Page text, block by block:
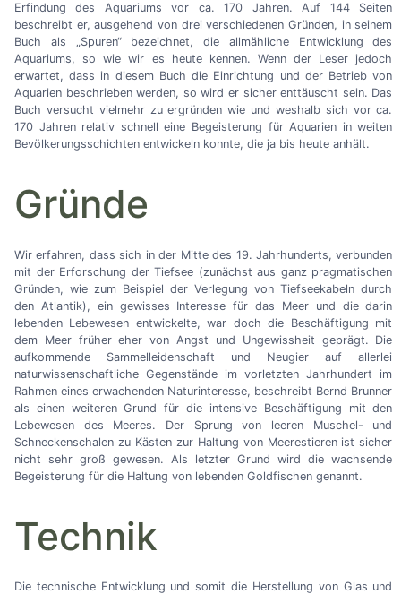
Erfindung des Aquariums vor ca. 170 Jahren. Auf 144 Seiten
beschreibt er, ausgehend von drei verschiedenen Gründen, in seinem
Buch als „Spuren“ bezeichnet, die allmähliche Entwicklung des
Aquariums, so wie wir es heute kennen. Wenn der Leser jedoch
erwartet, dass in diesem Buch die Einrichtung und der Betrieb von
Aquarien beschrieben werden, so wird er sicher enttäuscht sein. Das
Buch versucht vielmehr zu ergründen wie und weshalb sich vor ca.
170 Jahren relativ schnell eine Begeisterung für Aquarien in weiten
Bevölkerungsschichten entwickeln konnte, die ja bis heute anhält.
Gründe
Wir erfahren, dass sich in der Mitte des 19. Jahrhunderts, verbunden
mit der Erforschung der Tiefsee (zunächst aus ganz pragmatischen
Gründen, wie zum Beispiel der Verlegung von Tiefseekabeln durch
den Atlantik), ein gewisses Interesse für das Meer und die darin
lebenden Lebewesen entwickelte, war doch die Beschäftigung mit
dem Meer früher eher von Angst und Ungewissheit geprägt. Die
aufkommende Sammelleidenschaft und Neugier auf allerlei
naturwissenschaftliche Gegenstände im vorletzten Jahrhundert im
Rahmen eines erwachenden Naturinteresse, beschreibt Bernd Brunner
als einen weiteren Grund für die intensive Beschäftigung mit den
Lebewesen des Meeres. Der Sprung von leeren Muschel- und
Schneckenschalen zu Kästen zur Haltung von Meerestieren ist sicher
nicht sehr groß gewesen. Als letzter Grund wird die wachsende
Begeisterung für die Haltung von lebenden Goldfischen genannt.
Technik
Die technische Entwicklung und somit die Herstellung von Glas und